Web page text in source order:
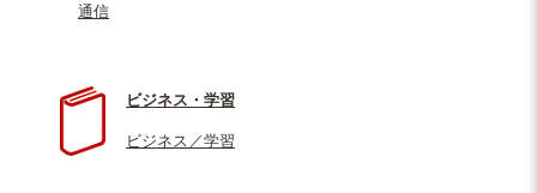
通信
ビジネス・学習
ビジネス／学習